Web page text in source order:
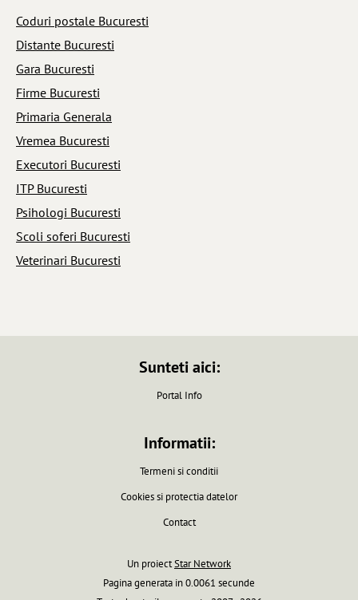
Coduri postale Bucuresti
Distante Bucuresti
Gara Bucuresti
Firme Bucuresti
Primaria Generala
Vremea Bucuresti
Executori Bucuresti
ITP Bucuresti
Psihologi Bucuresti
Scoli soferi Bucuresti
Veterinari Bucuresti
Sunteti aici:
Portal Info
Informatii:
Termeni si conditii
Cookies si protectia datelor
Contact
Un proiectStar Network
Pagina generata in 0.0061 secunde